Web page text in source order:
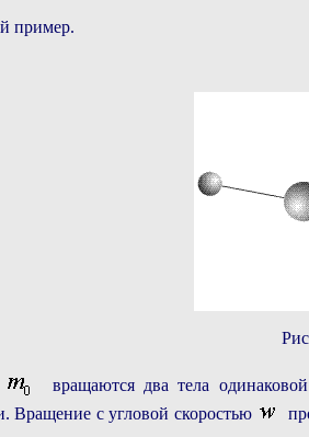
пример.
вращаются два тела
Вращение с угловой скоростью